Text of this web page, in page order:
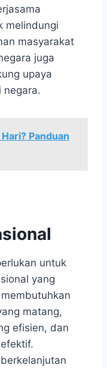
melindungi
masyarakat
juga
upaya
negara.
Panduan
untuk
yang
matang,
efisien, dan